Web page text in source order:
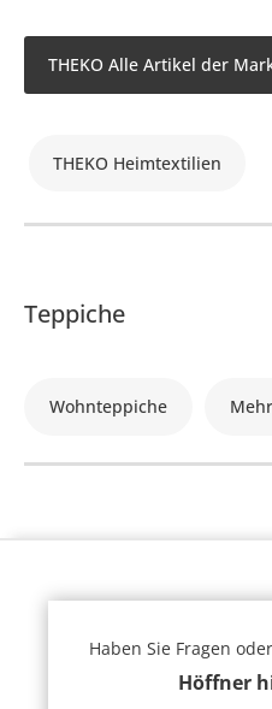
THEKO Alle Artikel der
THEKO Heimtextilien
Teppiche
Wohnteppiche
Haben Sie Fragen
Höffner